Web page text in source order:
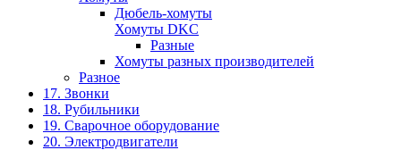
Дюбель-хомуты
Хомуты DKC
Разные
Хомуты разных производителей
Разное
17. Звонки
18. Рубильники
19. Сварочное оборудование
20. Электродвигатели